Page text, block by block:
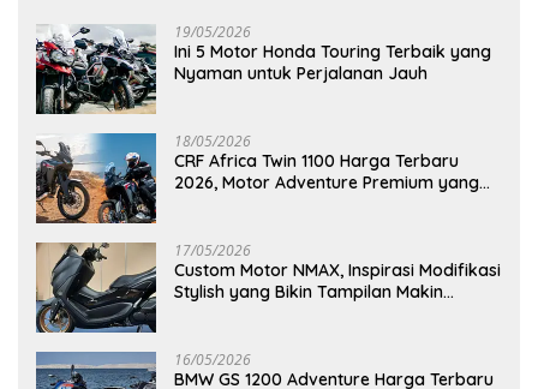
19/05/2026
Ini 5 Motor Honda Touring Terbaik yang
Nyaman untuk Perjalanan Jauh
18/05/2026
CRF Africa Twin 1100 Harga Terbaru
2026, Motor Adventure Premium yang
17/05/2026
Custom Motor NMAX, Inspirasi Modifikasi
Stylish yang Bikin Tampilan Makin
16/05/2026
BMW GS 1200 Adventure Harga Terbaru